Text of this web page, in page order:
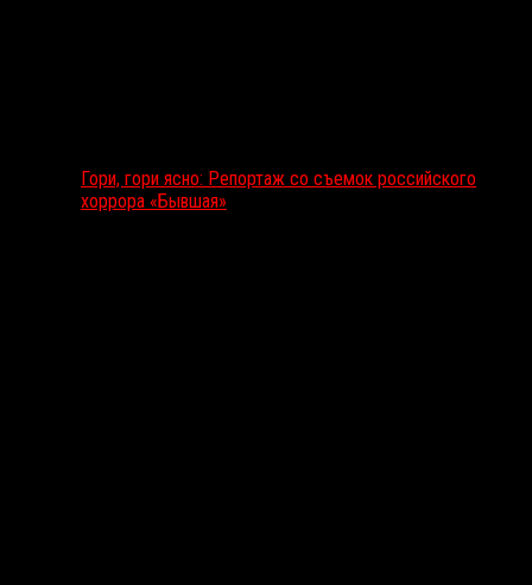
Гори, гори ясно: Репортаж со съемок российского
хоррора «Бывшая»